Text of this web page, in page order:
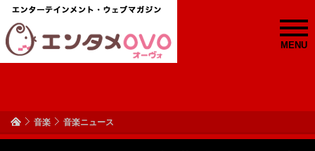
MENU
音楽 音楽ニュース